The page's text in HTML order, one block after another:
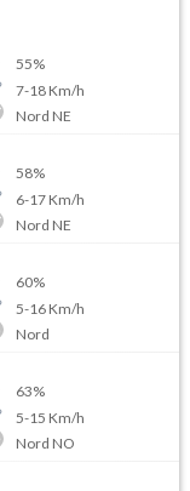
55%
7-18Km/h
Nord NE
58%
6-17Km/h
Nord NE
60%
5-16Km/h
Nord
63%
5-15 Km/h
Nord NO